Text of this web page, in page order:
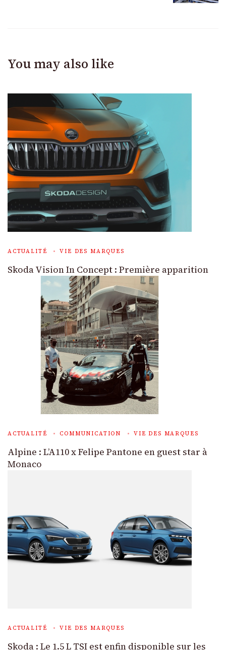
You may also like
ACTUALITÉ VIE DES MARQUES
Skoda Vision In Concept : Première apparition
ACTUALITÉ COMMUNICATION VIE DES MARQUES
Alpine : L’A110 x Felipe Pantone en guest star à
Monaco
ACTUALITÉ VIE DES MARQUES
Skoda : Le 1.5 L TSI est enfin disponible sur les